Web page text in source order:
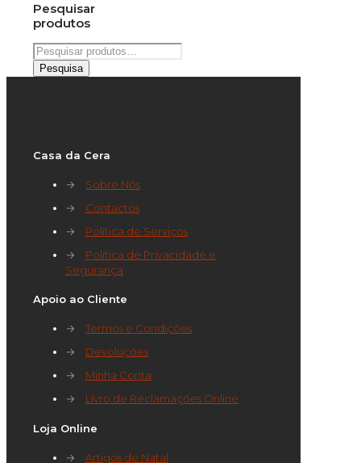
Pesquisar
produtos
Pesquisar
por:
Pesquisa
Casa da Cera
→
Sobre Nós
→
Contactos
→
Política de Serviços
→
Política de Privacidade e
Segurança
Apoio ao Cliente
→
Termos e Condições
→
Devoluções
→
Minha Conta
→
Livro de Reclamações Online
Loja Online
→ Artigos de Natal